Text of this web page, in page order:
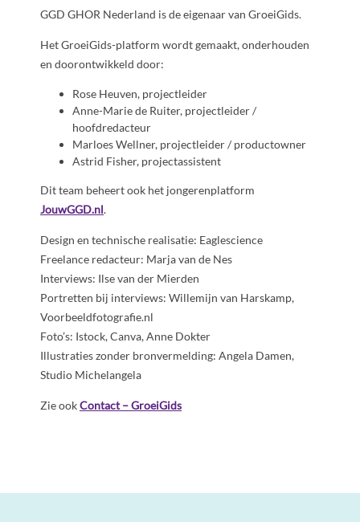
GGD GHOR Nederland is de eigenaar van GroeiGids.
Het GroeiGids-platform wordt gemaakt, onderhouden
en doorontwikkeld door:
Rose Heuven, projectleider
Anne-Marie de Ruiter, projectleider /
hoofdredacteur
Marloes Wellner, projectleider / productowner
Astrid Fisher, projectassistent
Dit team beheert ook het jongerenplatform
JouwGGD.nl.
Design en technische realisatie: Eaglescience
Freelance redacteur: Marja van de Nes
Interviews: Ilse van der Mierden
Portretten bij interviews: Willemijn van Harskamp,
Voorbeeldfotografie.nl
Foto’s: Istock, Canva, Anne Dokter
Illustraties zonder bronvermelding: Angela Damen,
Studio Michelangela
Zie ookContact – GroeiGids